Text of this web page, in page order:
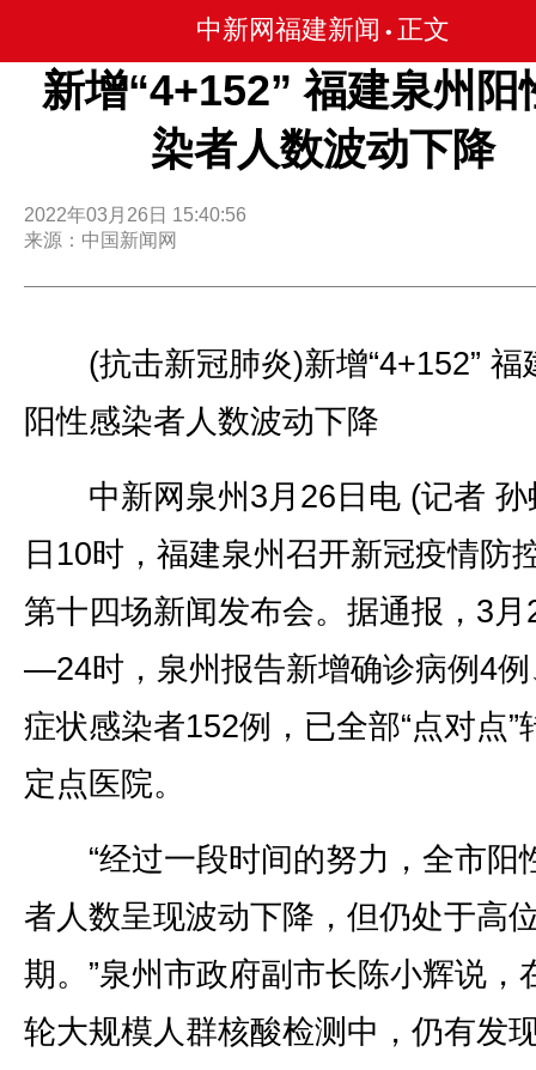
中新网福建新闻 • 正文
新增“4+152” 福建泉州阳
染者人数波动下降
2022年03月26日 15:40:56
来源：中国新闻网
(抗击新冠肺炎)新增“4+152” 福
阳性感染者人数波动下降
中新网泉州3月26日电 (记者 孙
日10时，福建泉州召开新冠疫情防
第十四场新闻发布会。据通报，3月
—24时，泉州报告新增确诊病例4例
症状感染者152例，已全部“点对点”
定点医院。
“经过一段时间的努力，全市阳
者人数呈现波动下降，但仍处于高
期。”泉州市政府副市长陈小辉说，
轮大规模人群核酸检测中，仍有发